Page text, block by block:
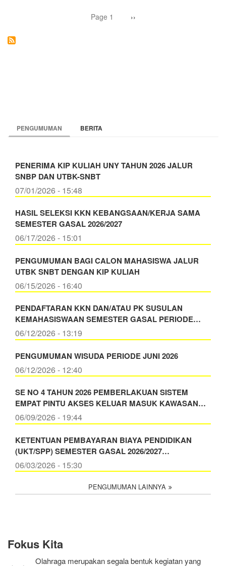
Page 1 Next
››
PENGUMUMAN BERITA
PENERIMA KIP KULIAH UNY TAHUN 2026 JALUR
SNBP DAN UTBK-SNBT
07/01/2026 - 15:48
HASIL SELEKSI KKN KEBANGSAAN/KERJA SAMA
SEMESTER GASAL 2026/2027
06/17/2026 - 15:01
PENGUMUMAN BAGI CALON MAHASISWA JALUR
UTBK SNBT DENGAN KIP KULIAH
06/15/2026 - 16:40
PENDAFTARAN KKN DAN/ATAU PK SUSULAN
KEMAHASISWAAN SEMESTER GASAL PERIODE…
06/12/2026 - 13:19
PENGUMUMAN WISUDA PERIODE JUNI 2026
06/12/2026 - 12:40
SE NO 4 TAHUN 2026 PEMBERLAKUAN SISTEM
EMPAT PINTU AKSES KELUAR MASUK KAWASAN…
06/09/2026 - 19:44
KETENTUAN PEMBAYARAN BIAYA PENDIDIKAN
(UKT/SPP) SEMESTER GASAL 2026/2027…
06/03/2026 - 15:30
PENGUMUMAN LAINNYA
Fokus Kita
Olahraga merupakan segala bentuk kegiatan yang